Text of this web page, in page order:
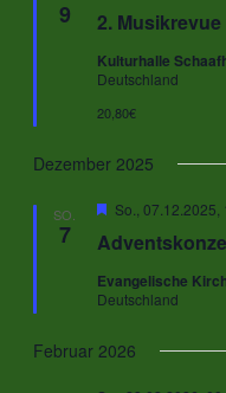
9 2.
Kulturhalle
Deutschland
20,80€
Dezember 2025
SO.
7
Hervorgehoben
So., 07.12.2025,
Evangelische
Deutschland
Februar 2026